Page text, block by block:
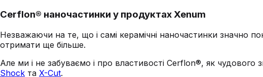
Cerflon® наночастинки у продуктах Xenum
Незважаючи на те, що і самі керамічні наночастинки значно
отримати ще більше.
Але ми і не забуваємо і про властивості Cerflon®, як
Shock та X-Cut.